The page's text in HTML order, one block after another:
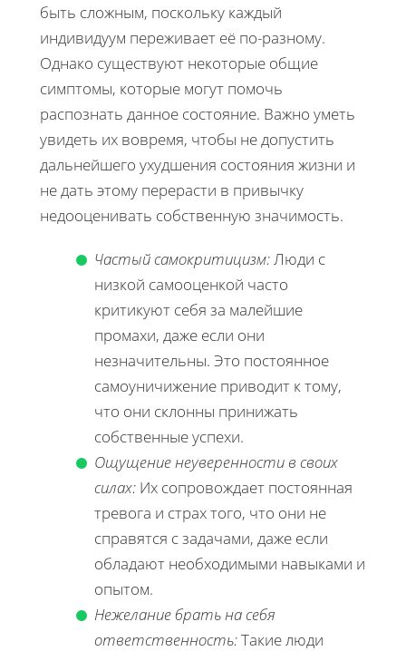
быть сложным, поскольку каждый
индивидуум переживает её по-разному.
Однако существуют некоторые общие
симптомы, которые могут помочь
распознать данное состояние. Важно уметь
увидеть их вовремя, чтобы не допустить
дальнейшего ухудшения состояния жизни и
не дать этому перерасти в привычку
недооценивать собственную значимость.
Частый самокритицизм:Люди с
низкой самооценкой часто
критикуют себя за малейшие
промахи, даже если они
незначительны. Это постоянное
самоуничижение приводит к тому,
что они склонны принижать
собственные успехи.
Ощущение неуверенности в своих
силах: Их сопровождает постоянная
тревога и страх того, что они не
справятся с задачами, даже если
обладают необходимыми навыками и
опытом.
Нежелание брать на себя
ответственность:Такие люди